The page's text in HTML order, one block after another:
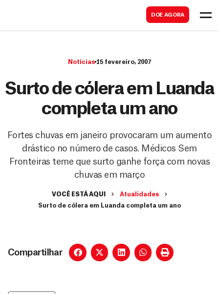
DOE AGORA
Notícias 15 fevereiro, 2007
Surto de cólera em Luanda
completa um ano
Fortes chuvas em janeiro provocaram um aumento
drástico no número de casos. Médicos Sem
Fronteiras teme que surto ganhe força com novas
chuvas em março
VOCÊ ESTÁ AQUI
Atualidades
Surto de cólera em Luanda completa um ano
Compartilhar
a